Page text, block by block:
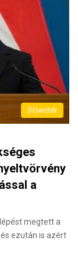
(H)arctér
a
megtett a
ezután is azért